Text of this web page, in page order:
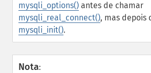
mysqli_options() antes de chamar
mysqli_real_connect(), mas depois
mysqli_init().
Nota: